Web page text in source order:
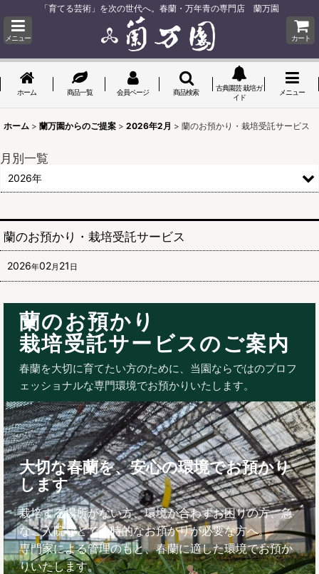
「育てる芸術」を次の世代へ。春蘭・万年青の専門店 蘭万園
メニュー カート
ホーム 商品一覧 会員ページ 商品検索
古典園芸 栽培ガ
イド
メニュー
ホーム > 蘭万園からのご提案 > 2026年2月 > 蘭のお預かり・栽培受託サービス
蘭のお預かり・栽培受託サービス
2026年02月 21 日
蘭のお預かり
栽培受託サービスのご案内
春蘭を大切に育てたい方のために、当園ならではのプロフ
ェッショナルな専門環境でお預かりいたします。
大切な春蘭を、安心の環境でお預かり
します
栽培する場所がない方、環境が合わずお困りの方、急
なご入院などで一時的なお預かりが必要な方へ。
専門家による管理のもと、春蘭に適した環境でお預か
りいたします。
月別一覧
2026年